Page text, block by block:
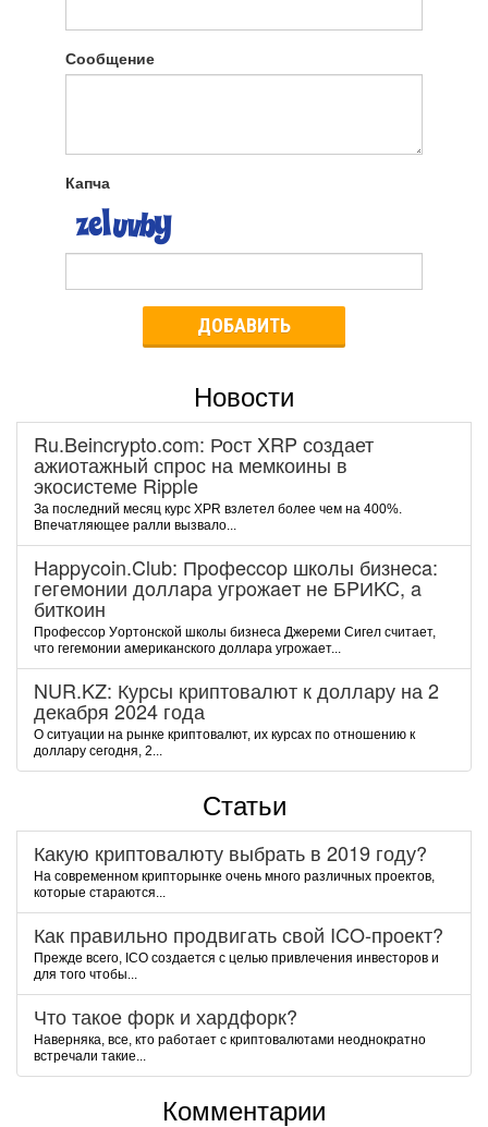
Сообщение
Капча
ДОБАВИТЬ
Новости
Ru.Beincrypto.com: Рост XRP создает
ажиотажный спрос на мемкоины в
экосистеме Ripple
За последний месяц курс XPR взлетел более чем на 400%.
Впечатляющее ралли вызвало...
Happycoin.Club: Пpoфeccop шкoлы бизнeca:
гeгeмoнии дoллapa угpoжaeт нe БPИKC, a
биткoин
Пpoфeccop Уopтoнcкoй шкoлы бизнeca Джepeми Cигeл cчитaeт,
чтo гeгeмoнии aмepикaнcкoгo дoллapa угpoжaeт...
NUR.KZ: Курсы криптовалют к доллару на 2
декабря 2024 года
О ситуации на рынке криптовалют, их курсах по отношению к
доллару сегодня, 2...
Статьи
Какую криптовалюту выбрать в 2019 году?
На современном крипторынке очень много различных проектов,
которые стараются...
Как правильно продвигать свой ICO-проект?
Прежде всего, ICO создается с целью привлечения инвесторов и
для того чтобы...
Что такое форк и хардфорк?
Наверняка, все, кто работает с криптовалютами неоднократно
встречали такие...
Комментарии